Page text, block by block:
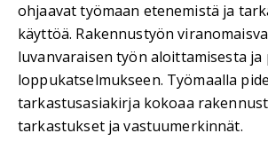
ohjaavat työmaan etenemistä ja
käyttöä. Rakennustyön
luvanvaraisen työn aloittamisesta ja
loppukatselmukseen. Työmaalla
tarkastusasiakirja kokoaa
tarkastukset ja vastuumerkinnät.